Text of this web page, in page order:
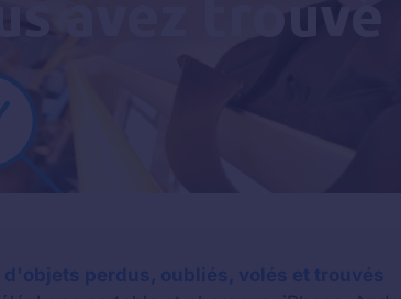
d'objets perdus, oubliés, volés et trouvés